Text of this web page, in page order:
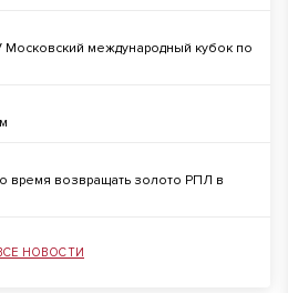
Московский международный кубок по
время возвращать золото РПЛ в
НОВОСТИ